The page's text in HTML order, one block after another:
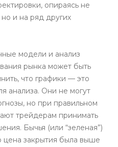
опираясь не
и на ряд других
модели и анализ
рынка может быть
что графики — это
анализа. Они не могут
но при правильном
трейдерам принимать
Бычья (или “зеленая”)
цена закрытия была выше